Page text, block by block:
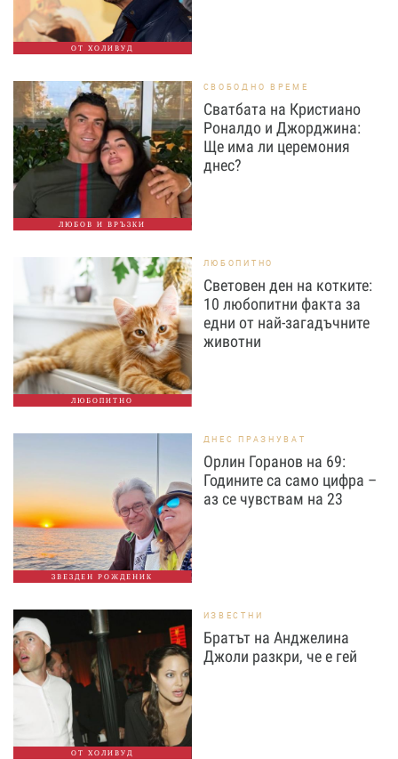
ОТ ХОЛИВУД
ЛЮБОВ И ВРЪЗКИ
СВОБОДНО ВРЕМЕ
Сватбата на Кристиано
Роналдо и Джорджина:
Ще има ли церемония
днес?
ЛЮБОПИТНО
ЛЮБОПИТНО
Световен ден на котките:
10 любопитни факта за
едни от най-загадъчните
животни
ЗВЕЗДЕН РОЖДЕНИК
ДНЕС ПРАЗНУВАТ
Орлин Горанов на 69:
Годините са само цифра –
аз се чувствам на 23
ОТ ХОЛИВУД
ИЗВЕСТНИ
Братът на Анджелина
Джоли разкри, че е гей